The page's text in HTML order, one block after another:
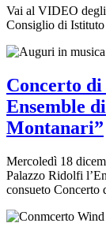
Vai al VIDEO
Consiglio di
Concerto
Ensemble
Montanari”
Mercoledì 18
Palazzo Ridolfi
consueto Concerto